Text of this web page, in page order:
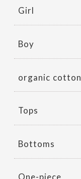
Girl
Boy
organic cotton
Tops
Bottoms